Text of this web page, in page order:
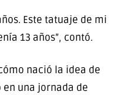
Este tatuaje de mi
13 años”, contó.
nació la idea de
una jornada de